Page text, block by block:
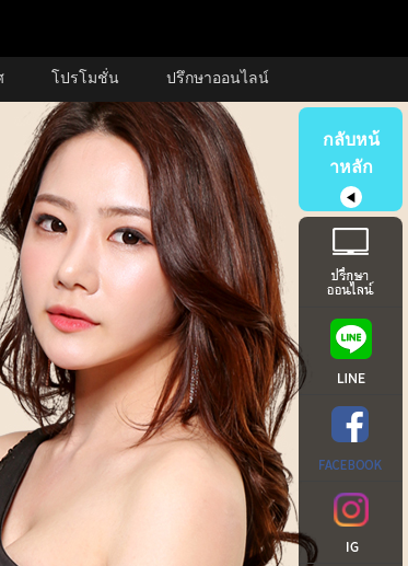
กลับหน้
าหลัก
◀
โปรโมชั่น ปรึกษาออนไลน์